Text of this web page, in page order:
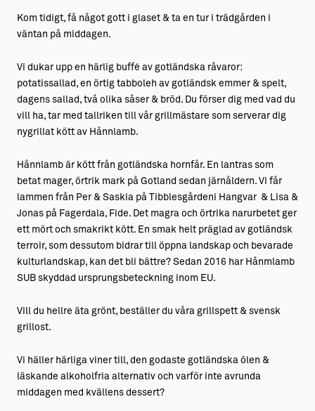
Kom tidigt, få något gott i glaset & ta en tur i trädgården i
väntan på middagen.
Vi dukar upp en härlig buffé av gotländska råvaror:
potatissallad, en örtig tabboleh av gotländsk emmer & spelt,
dagens sallad, två olika såser & bröd. Du förser dig med vad du
vill ha, tar med tallriken till vår grillmästare som serverar dig
nygrillat kött av Hånnlamb.
Hånnlamb är kött från gotländska hornfår. En lantras som
betat mager, örtrik mark på Gotland sedan järnåldern. Vi får
lammen från Per & Saskia på Tibblesgårdeni Hangvar & Lisa &
Jonas på Fagerdala, Fide. Det magra och örtrika narurbetet ger
ett mört och smakrikt kött. En smak helt präglad av gotländsk
terroir, som dessutom bidrar till öppna landskap och bevarade
kulturlandskap, kan det bli bättre? Sedan 2016 har Hånmlamb
SUB skyddad ursprungsbeteckning inom EU.
Vill du hellre äta grönt, beställer du våra grillspett & svensk
grillost.
Vi häller härliga viner till, den godaste gotländska ölen &
läskande alkoholfria alternativ och varför inte avrunda
middagen med kvällens dessert?